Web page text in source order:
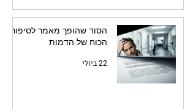
הסוד שהופך מאמר לסיפור:
הכוח של הדמות
22 ביולי